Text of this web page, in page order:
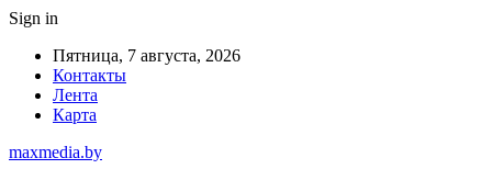
Sign in
Пятница, 7 августа, 2026
Контакты
Лента
Карта
maxmedia.by